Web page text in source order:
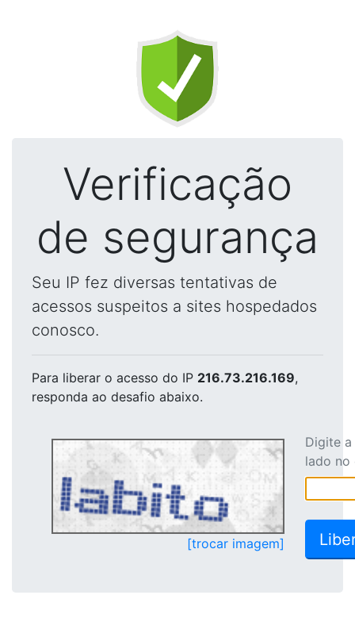
Verificação
de segurança
Seu IP fez diversas tentativas de
acessos suspeitos a sites hospedados
conosco.
Para liberar o acesso do IP 216.73.216.169,
responda ao desafio abaixo.
[trocar imagem]
Digite
lado no